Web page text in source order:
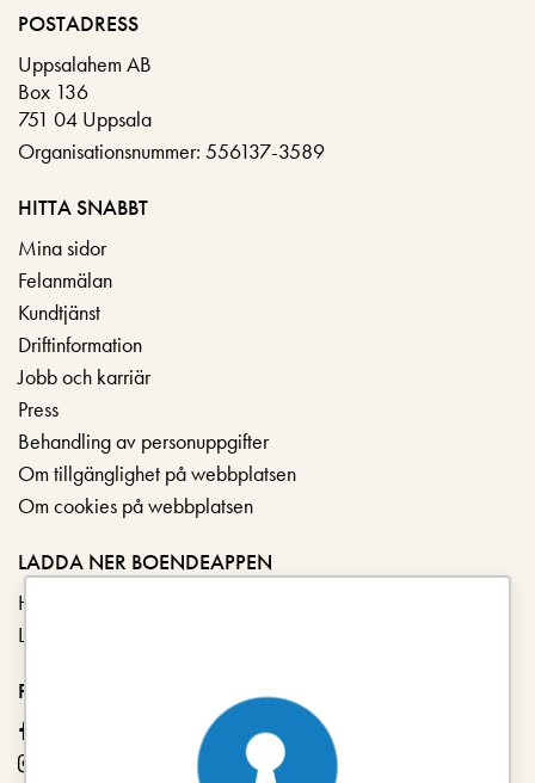
POSTADRESS
Uppsalahem AB
Box 136
751 04 Uppsala
Organisationsnummer: 556137-3589
HITTA SNABBT
Mina sidor
Felanmälan
Kundtjänst
Driftinformation
Jobb och karriär
Press
Behandling av personuppgifter
Om tillgänglighet på webbplatsen
Om cookies på webbplatsen
LADDA NER BOENDEAPPEN
Hämta i App Store
Ladda ner på Google Play
FÖLJ OSS